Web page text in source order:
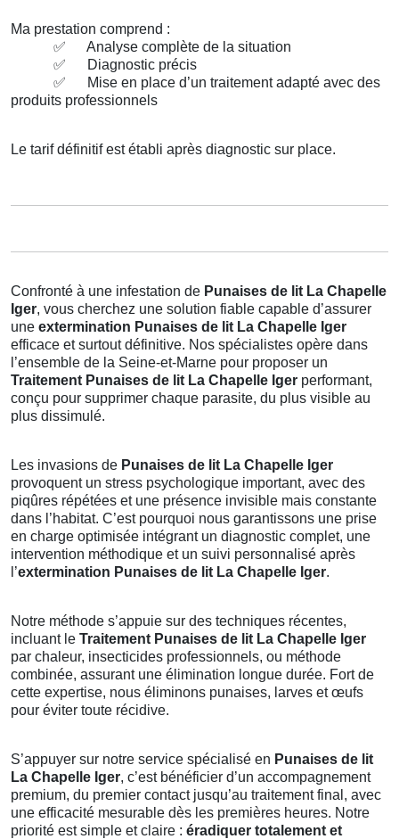
Ma prestation comprend :
✅
Analyse complète de la situation
✅
Diagnostic précis
✅
Mise en place d’un traitement adapté avec des
produits professionnels
Le tarif définitif est établi après diagnostic sur place.
Confronté à une infestation de Punaises de lit La Chapelle
Iger, vous cherchez une solution fiable capable d’assurer
une extermination Punaises de lit La Chapelle Iger
efficace et surtout définitive. Nos spécialistes opère dans
l’ensemble de la Seine-et-Marne pour proposer un
Traitement Punaises de lit La Chapelle Iger performant,
conçu pour supprimer chaque parasite, du plus visible au
plus dissimulé.
Les invasions de Punaises de lit La Chapelle Iger
provoquent un stress psychologique important, avec des
piqûres répétées et une présence invisible mais constante
dans l’habitat. C’est pourquoi nous garantissons une prise
en charge optimisée intégrant un diagnostic complet, une
intervention méthodique et un suivi personnalisé après
l’extermination Punaises de lit La Chapelle Iger.
Notre méthode s’appuie sur des techniques récentes,
incluant le Traitement Punaises de lit La Chapelle Iger
par chaleur, insecticides professionnels, ou méthode
combinée, assurant une élimination longue durée. Fort de
cette expertise, nous éliminons punaises, larves et œufs
pour éviter toute récidive.
S’appuyer sur notre service spécialisé en Punaises de lit
La Chapelle Iger, c’est bénéficier d’un accompagnement
premium, du premier contact jusqu’au traitement final, avec
une efficacité mesurable dès les premières heures. Notre
priorité est simple et claire : éradiquer totalement et